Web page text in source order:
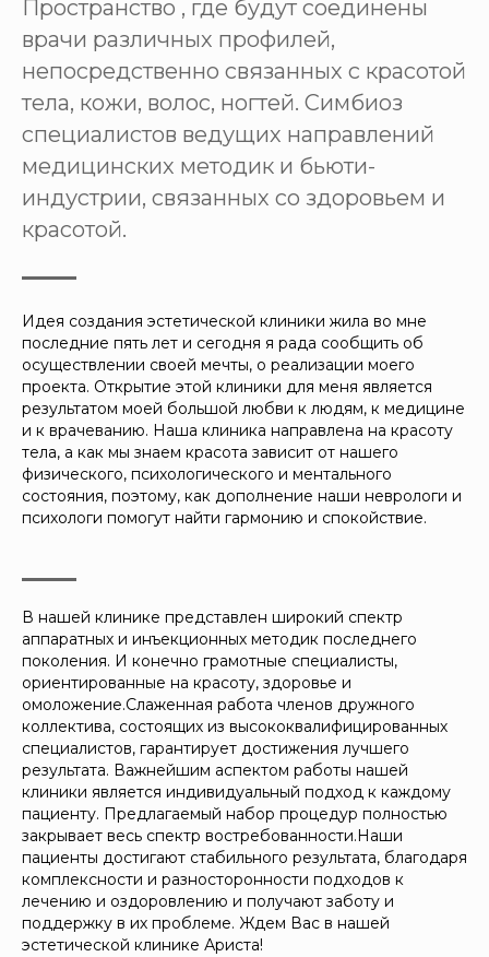
Пространство , где будут соединены
врачи различных профилей,
непосредственно связанных с красотой
тела, кожи, волос, ногтей. Симбиоз
специалистов ведущих направлений
медицинских методик и бьюти-
индустрии, связанных со здоровьем и
красотой.
Идея создания эстетической клиники жила во мне
последние пять лет и сегодня я рада сообщить об
осуществлении своей мечты, о реализации моего
проекта. Открытие этой клиники для меня является
результатом моей большой любви к людям, к медицине
и к врачеванию. Наша клиника направлена на красоту
тела, а как мы знаем красота зависит от нашего
физического, психологического и ментального
состояния, поэтому, как дополнение наши неврологи и
психологи помогут найти гармонию и спокойствие.
В нашей клинике представлен широкий спектр
аппаратных и инъекционных методик последнего
поколения. И конечно грамотные специалисты,
ориентированные на красоту, здоровье и
омоложение.Слаженная работа членов дружного
коллектива, состоящих из высококвалифицированных
специалистов, гарантирует достижения лучшего
результата. Важнейшим аспектом работы нашей
клиники является индивидуальный подход к каждому
пациенту. Предлагаемый набор процедур полностью
закрывает весь спектр востребованности.Наши
пациенты достигают стабильного результата, благодаря
комплексности и разносторонности подходов к
лечению и оздоровлению и получают заботу и
поддержку в их проблеме. Ждем Вас в нашей
эстетической клинике Ариста!